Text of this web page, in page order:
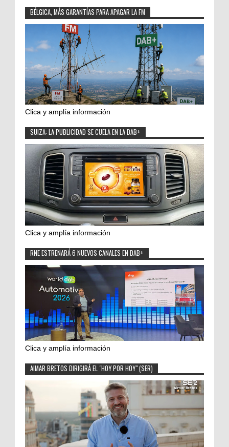
BÉLGICA, MÁS GARANTÍAS PARA APAGAR LA FM
Clica y amplía información
SUIZA: LA PUBLICIDAD SE CUELA EN LA DAB+
Clica y amplía información
RNE ESTRENARÁ 6 NUEVOS CANALES EN DAB+
Clica y amplía información
AIMAR BRETOS DIRIGIRÁ EL "HOY POR HOY" (SER)